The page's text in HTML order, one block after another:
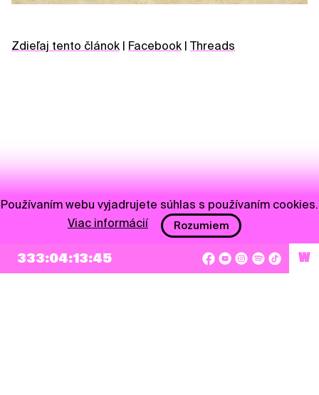
Zdieľaj tento článok | Facebook | Threads
NEWSLETTER
333:04:13:45 W
Používaním webu vyjadrujete súhlas s používaním cookies.
Viac informácií
Rozumiem